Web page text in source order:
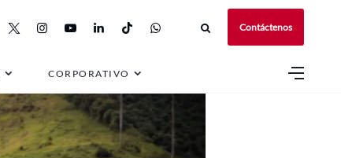
Contáctenos
CORPORATIVO